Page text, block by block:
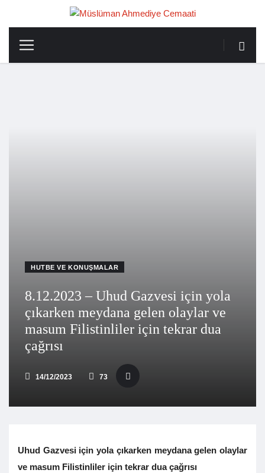
HUTBE VE KONUŞMALAR
8.12.2023 – Uhud Gazvesi için yola
çıkarken meydana gelen olaylar ve
masum Filistinliler için tekrar dua
çağrısı
14/12/2023 73
Uhud Gazvesi için yola çıkarken meydana gelen olaylar
ve masum Filistinliler için tekrar dua çağrısı